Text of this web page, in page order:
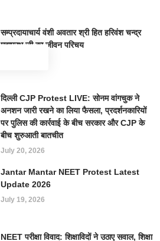
सम्प्रदायाचार्य वंशी अवतार श्री हित हरिवंश चन्द्र
महाप्रभु जी का जीवन परिचय
दिल्ली CJP Protest LIVE: सोनम वांगचुक ने
अनशन जारी रखने का लिया फैसला, प्रदर्शनकारियों
पर पुलिस की कार्रवाई के बीच सरकार और CJP के
बीच शुरुआती बातचीत
July 20, 2026
Jantar Mantar NEET Protest Latest
Update 2026
July 19, 2026
NEET परीक्षा विवाद: शिक्षाविदों ने उठाए सवाल, शिक्षा